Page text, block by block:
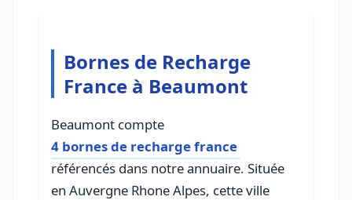
Bornes de Recharge
France à Beaumont
Beaumont compte
4 bornes de recharge france
référencés dans notre annuaire. Située
en Auvergne Rhone Alpes, cette ville